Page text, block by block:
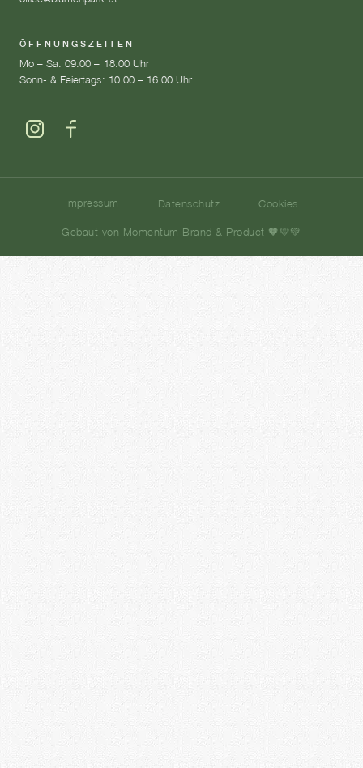
ÖFFNUNGSZEITEN
Mo – Sa: 09.00 – 18.00 Uhr
Sonn- & Feiertags: 10.00 – 16.00 Uhr
Impressum Datenschutz Cookies
Gebaut von Momentum Brand & Product 🧡💛💚